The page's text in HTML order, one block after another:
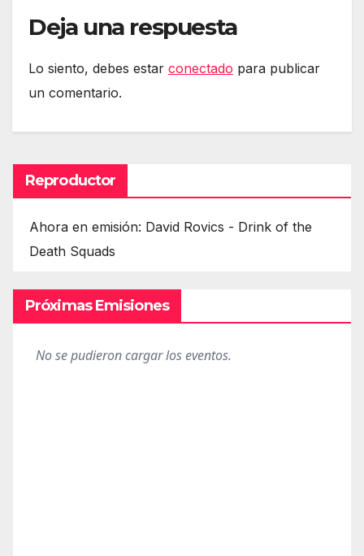
Deja una respuesta
Lo siento, debes estar conectado para publicar
un comentario.
Reproductor
Ahora en emisión: David Rovics - Drink of the
Death Squads
Próximas Emisiones